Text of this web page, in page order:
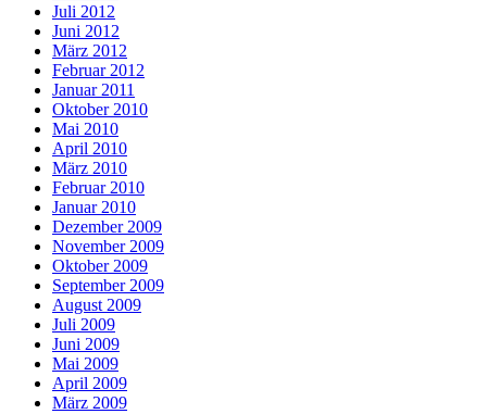
Juli 2012
Juni 2012
März 2012
Februar 2012
Januar 2011
Oktober 2010
Mai 2010
April 2010
März 2010
Februar 2010
Januar 2010
Dezember 2009
November 2009
Oktober 2009
September 2009
August 2009
Juli 2009
Juni 2009
Mai 2009
April 2009
März 2009